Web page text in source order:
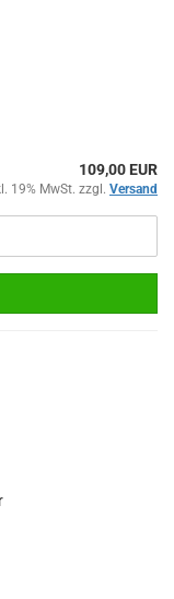
109,00 EUR
19% MwSt. zzgl. Versand